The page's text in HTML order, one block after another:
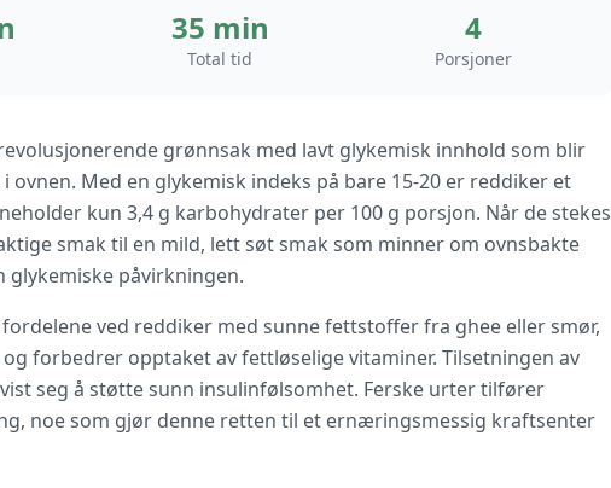
35 min
Total tid
4
Porsjoner
grønnsak med lavt glykemisk innhold som blir
Med en glykemisk indeks på bare 15-20 er reddiker et
kun 3,4 g karbohydrater per 100 g porsjon. Når de stekes
smak til en mild, lett søt smak som minner om ovnsbakte
glykemiske påvirkningen.
ved reddiker med sunne fettstoffer fra ghee eller smør,
forbedrer opptaket av fettløselige vitaminer. Tilsetningen av
seg å støtte sunn insulinfølsomhet. Ferske urter tilfører
noe som gjør denne retten til et ernæringsmessig kraftsenter